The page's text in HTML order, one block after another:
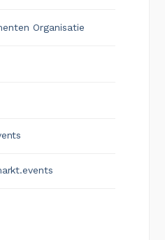
Organisatie